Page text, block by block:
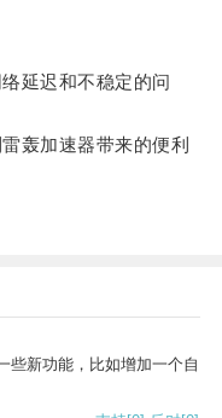
延迟和不稳定的问
轰加速器带来的便利
些新功能，比如增加一个自